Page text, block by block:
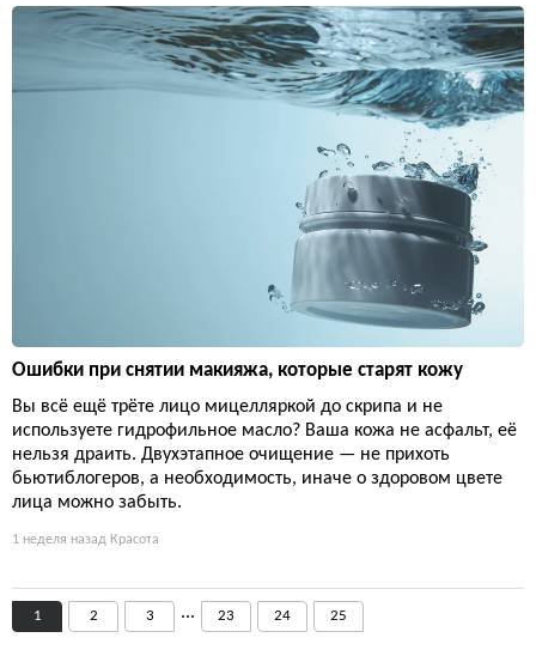
Ошибки при снятии макияжа, которые старят кожу
Вы всё ещё трёте лицо мицелляркой до скрипа и не
используете гидрофильное масло? Ваша кожа не асфальт, её
нельзя драить. Двухэтапное очищение — не прихоть
бьютиблогеров, а необходимость, иначе о здоровом цвете
лица можно забыть.
1 неделя назад Красота
1 2 3 ... 23 24 25